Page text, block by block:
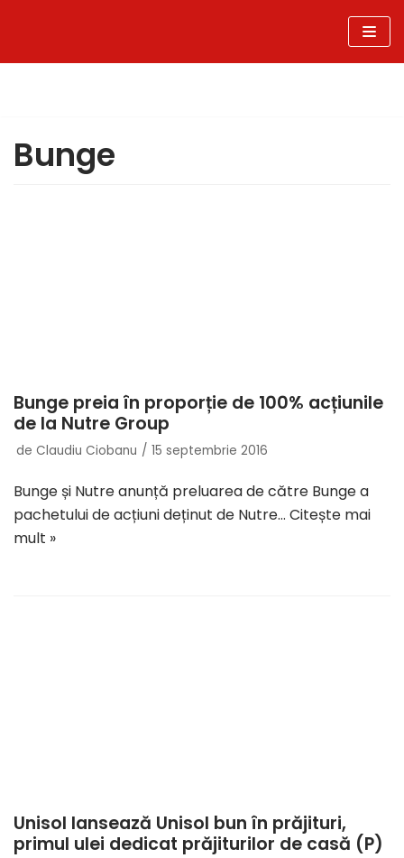
Bunge
Bunge preia în proporție de 100% acțiunile
de la Nutre Group
de Claudiu Ciobanu 15 septembrie 2016
Bunge și Nutre anunță preluarea de către Bunge a
pachetului de acțiuni deținut de Nutre… Citește mai
mult »
Unisol lansează Unisol bun în prăjituri,
primul ulei dedicat prăjiturilor de casă (P)